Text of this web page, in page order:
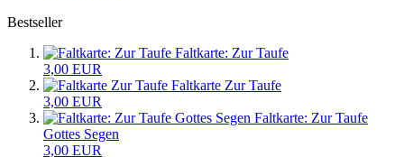
Bestseller
Faltkarte: Zur Taufe
3,00 EUR
Faltkarte Zur Taufe
3,00 EUR
Faltkarte: Zur Taufe
Gottes Segen
3,00 EUR